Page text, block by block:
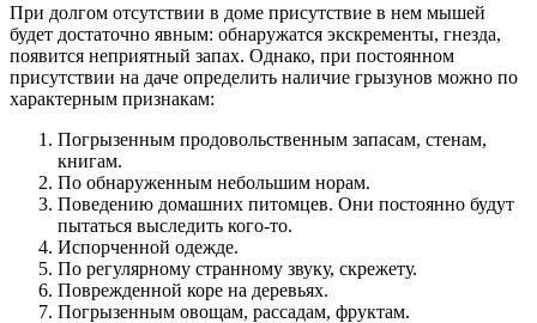
При долгом отсутствии в доме присутствие в нем мышей
будет достаточно явным: обнаружатся экскременты, гнезда,
появится неприятный запах. Однако, при постоянном
присутствии на даче определить наличие грызунов можно по
характерным признакам:
Погрызенным продовольственным запасам, стенам,
книгам.
По обнаруженным небольшим норам.
Поведению домашних питомцев. Они постоянно будут
пытаться выследить кого-то.
Испорченной одежде.
По регулярному странному звуку, скрежету.
Поврежденной коре на деревьях.
Погрызенным овощам, рассадам, фруктам.